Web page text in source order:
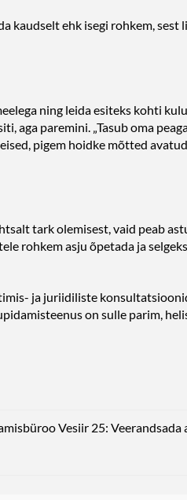
kaudselt ehk isegi rohkem, sest
ning leida esiteks kohti
aga paremini. „Tasub oma
pigem hoidke mõtted
tark olemisest, vaid peab
rohkem asju õpetada ja
ja juriidiliste
on sulle parim,
Vesiir 25: Veerandsada